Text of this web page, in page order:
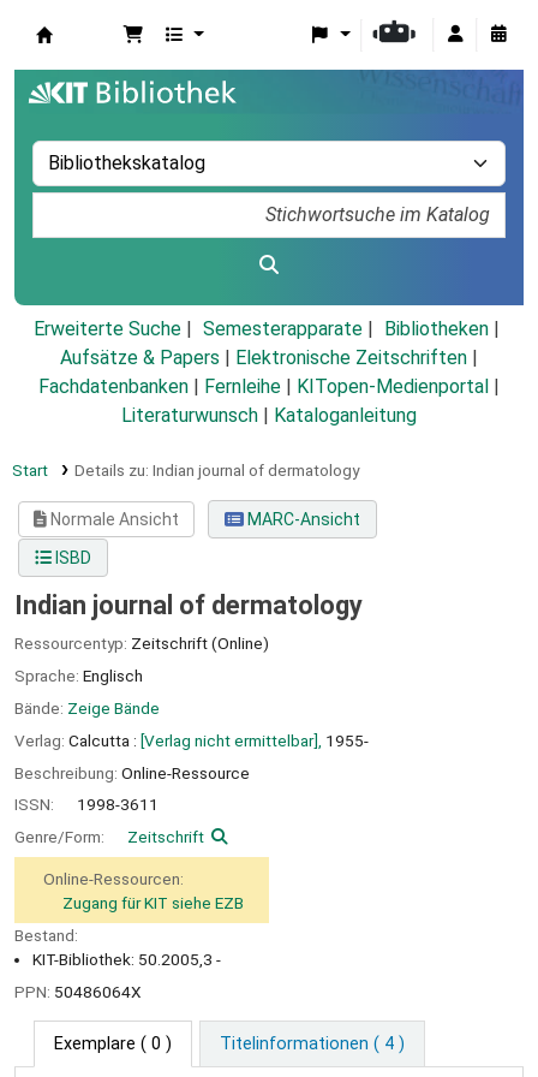
Erweiterte Suche Semesterapparate
Bibliotheken
Aufsätze & Papers
Elektronische Zeitschriften
Fachdatenbanken
Fernleihe KITopen-Medienportal
Literaturwunsch
Kataloganleitung
Start Details zu: Indian journal of dermatology
Normale Ansicht
MARC-Ansicht
ISBD
Indian journal of dermatology
Ressourcentyp: Zeitschrift (Online)
Sprache: Englisch
Bände: Zeige Bände
Verlag: Calcutta : [Verlag nicht ermittelbar], 1955-
Beschreibung: Online-Ressource
ISSN:
1998-3611
Genre/Form:
Zeitschrift
Online-Ressourcen:
Zugang für KIT siehe EZB
Bestand:
KIT-Bibliothek: 50.2005,3 -
PPN: 50486064X
Exemplare ( 0 ) Titelinformationen ( 4 )